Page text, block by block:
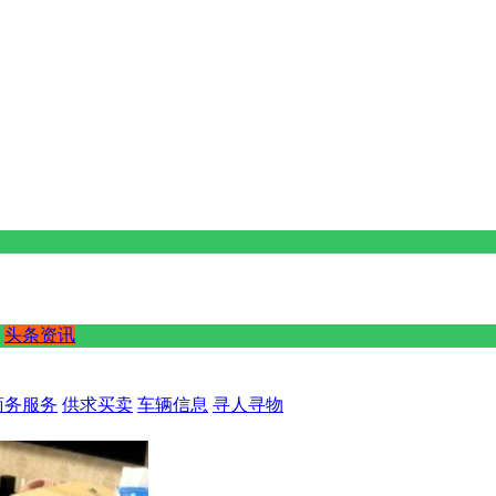
头条资讯
务服务 供求买卖 车辆信息 寻人寻物